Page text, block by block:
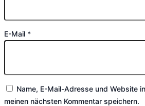
E-Mail *
Name, E-Mail-Adresse und Website
meinen nächsten Kommentar speichern.